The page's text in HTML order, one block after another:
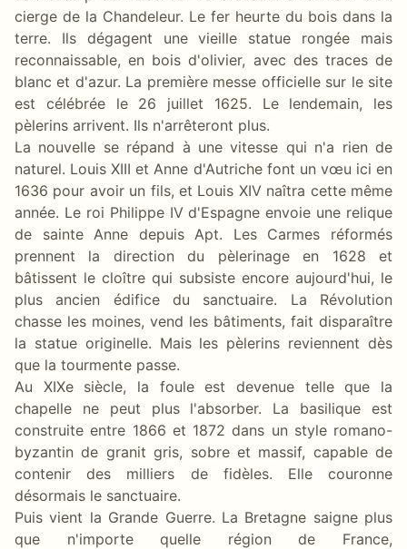
cierge de la Chandeleur. Le fer heurte du bois dans la
terre. Ils dégagent une vieille statue rongée mais
reconnaissable, en bois d'olivier, avec des traces de
blanc et d'azur. La première messe officielle sur le site
est célébrée le 26 juillet 1625. Le lendemain, les
pèlerins arrivent. Ils n'arrêteront plus.
La nouvelle se répand à une vitesse qui n'a rien de
naturel. Louis XIII et Anne d'Autriche font un vœu ici en
1636 pour avoir un fils, et Louis XIV naîtra cette même
année. Le roi Philippe IV d'Espagne envoie une relique
de sainte Anne depuis Apt. Les Carmes réformés
prennent la direction du pèlerinage en 1628 et
bâtissent le cloître qui subsiste encore aujourd'hui, le
plus ancien édifice du sanctuaire. La Révolution
chasse les moines, vend les bâtiments, fait disparaître
la statue originelle. Mais les pèlerins reviennent dès
que la tourmente passe.
Au XIXe siècle, la foule est devenue telle que la
chapelle ne peut plus l'absorber. La basilique est
construite entre 1866 et 1872 dans un style romano-
byzantin de granit gris, sobre et massif, capable de
contenir des milliers de fidèles. Elle couronne
désormais le sanctuaire.
Puis vient la Grande Guerre. La Bretagne saigne plus
que n'importe quelle région de France,